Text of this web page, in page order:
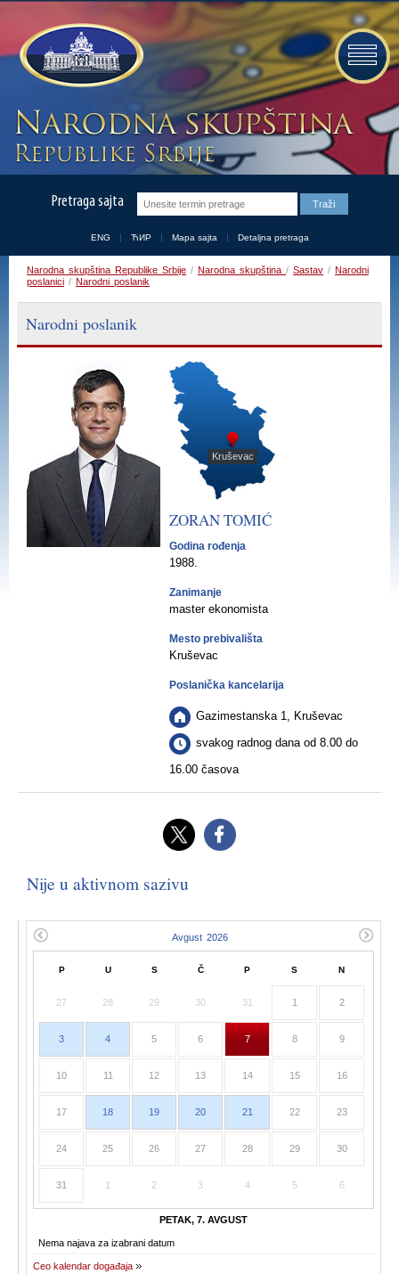
Pretraga sajta
ENG ЋИР Mapa sajta Detaljna pretraga
Narodna skupština Republike Srbije / Narodna skupština / Sastav / Narodni
poslanici / Narodni poslanik
Narodni poslanik
Kruševac
ZORANTOMIĆ
Godina rođenja
1988.
Zanimanje
master ekonomista
Mesto prebivališta
Kruševac
Poslanička kancelarija
Gazimestanska 1, Kruševac
svakog radnog dana od 8.00 do
16.00 časova
Nije u aktivnom sazivu
P U S Č P S N
27 28 29 30 31 1 2
3 4 5 6 7 8 9
10 11 12 13 14 15 16
17 18 19 20 21 22 23
24 25 26 27 28 29 30
31 1 2 3 4 5 6
PETAK, 7. AVGUST
Nema najava za izabrani datum
Ceo kalendar događaja